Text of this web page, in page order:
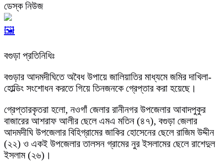
ডেস্ক নিউজ
🖼️
বগুড়া প্রতিনিধিঃ
বগুড়ার আদমদীঘিতে অবৈধ উপায়ে জালিয়াতির মাধ্যমে জমির দাখিলা-
হোল্ডিং সংশোধন করতে গিয়ে তিনজনকে গ্রেপ্তার করা হয়েছে।
গ্রেপ্তারকৃতরা হলো, নওগাঁ জেলার রানীনগর উপজেলার আবাদপুকুর
বাজারের আশরাফ আলীর ছেলে এমএ মতিন (৪৭), বগুড়া জেলার
আদমদীঘি উপজেলার বিহিগ্রামের জাকির হোসেনের ছেলে রাজিম উদ্দীন
(২২) ও একই উপজেলার তালসন গ্রামের নুর ইসলামের ছেলে রাশেদুল
ইসলাম (২৬)।